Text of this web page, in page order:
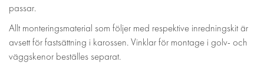
passar.
Allt monteringsmaterial som följer med respektive inredningskit är
avsett för fastsättning i karossen. Vinklar för montage i golv- och
väggskenor beställes separat.